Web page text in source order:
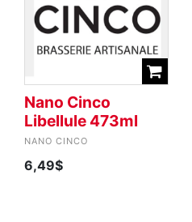
Nano Cinco
Libellule 473ml
NANO CINCO
6,49$